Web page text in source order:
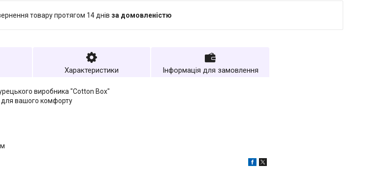
товару протягом 14 днів за домовленістю
Характеристики Інформація для замовлення
виробника "Cotton Box"
для вашого комфорту